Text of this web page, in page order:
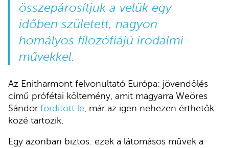
összepárosítjuk a velük egy
időben született, nagyon
homályos filozófiájú irodalmi
művekkel.
Az Enitharmont felvonultató Európa: jövendölés
című prófétai költemény, amit magyarra Weöres
Sándor fordított le , már az igen nehezen érthetők
közé tartozik.
Egy azonban biztos: ezek a látomásos művek a